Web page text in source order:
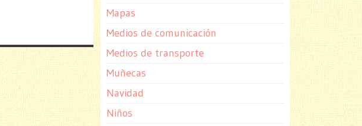
Mapas
Medios de comunicación
Medios de transporte
Muñecas
Navidad
Niños